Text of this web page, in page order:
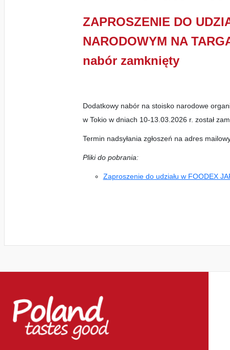
ZAPROSZENIE DO
NARODOWYM NA
nabór zamknięty
Dodatkowy nabór na stoisko narodowe
w Tokiow dniach 10-13.03.2026 r. został
Termin nadsyłania zgłoszeń na adres
Pliki do pobrania:
Zaproszenie do udziału w FOODEX